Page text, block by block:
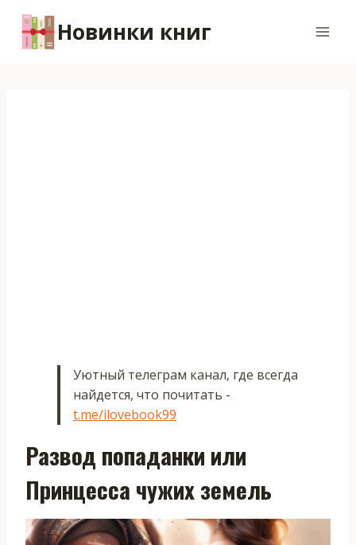
содержимому
Новинки книг
Уютный телеграм канал, где всегда
найдется, что почитать -
t.me/ilovebook99
Развод попаданки или
Принцесса чужих земель